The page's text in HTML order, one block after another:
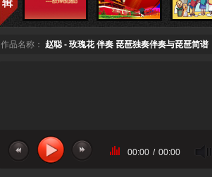
作品名称： 赵聪 - 玫瑰花 伴奏 琵琶独奏伴奏与琵琶简谱
00:00 / 00:00